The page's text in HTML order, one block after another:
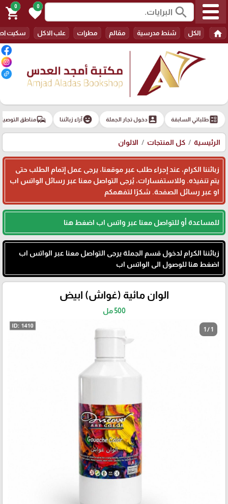
search
0
favorite
0
shopping_cart
home الكل شنط مدرسية مقالم مطرات علب الاكل سكيت
ballotطلباتي السابقة account_boxدخول تجار الجملة emoji_emotionsآراء زبائننا commuteمناطق
الرئيسية كل المنتجات الالوان
زبائننا الكرام، عند إجراء طلب عبر موقعنا، يرجى عمل إتمام الطلب حتى
يتم تنفيذه. وللاستفسارات، يُرجى التواصل معنا عبر رسائل الواتس اب
او عبر رسائل الصفحة. شكرًا لتفهمكم
للمساعدة أو للتواصل معنا عبر واتس اب اضغط هنا
زبائننا الكرام لدخول قسم الجملة يرجى التواصل معنا عبر الواتس اب
اضغط هنا للوصول الى الواتس اب
الوان مائية (غواش) ابيض
500 مل
1 / 1